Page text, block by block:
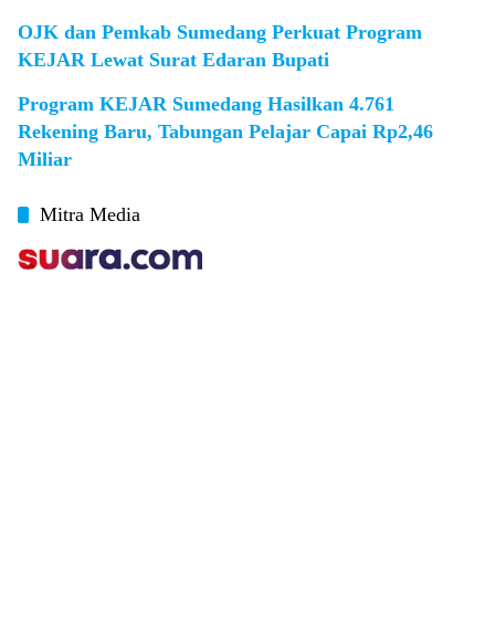
OJK dan Pemkab Sumedang Perkuat Program
KEJAR Lewat Surat Edaran Bupati
Program KEJAR Sumedang Hasilkan 4.761
Rekening Baru, Tabungan Pelajar Capai Rp2,46
Miliar
Mitra Media